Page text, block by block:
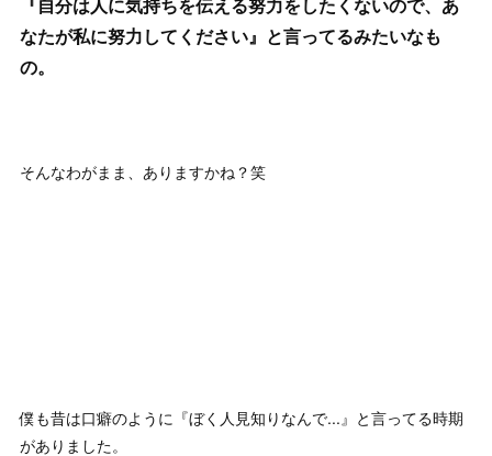
なたが私に努力してください』と言ってるみたいなも
の。
そんなわがまま、ありますかね？笑
僕も昔は口癖のように『ぼく人見知りなんで...』と言ってる時期
がありました。